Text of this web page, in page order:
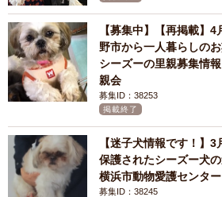
【募集中】【再掲載】
野市から一人暮らしの
シーズーの里親募集情
親会
募集ID：38253
掲載終了
【迷子犬情報です！】
保護されたシーズー犬
横浜市動物愛護センター
募集ID：38245